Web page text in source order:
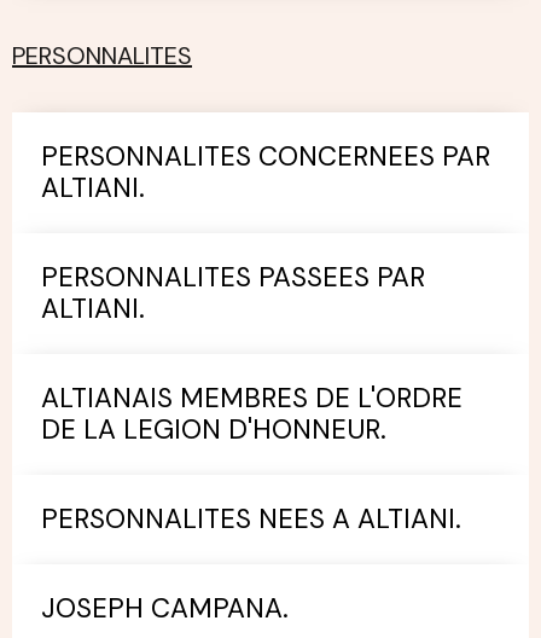
PERSONNALITES
PERSONNALITES CONCERNEES PAR
ALTIANI.
PERSONNALITES PASSEES PAR
ALTIANI.
ALTIANAIS MEMBRES DE L'ORDRE
DE LA LEGION D'HONNEUR.
PERSONNALITES NEES A ALTIANI.
JOSEPH CAMPANA.